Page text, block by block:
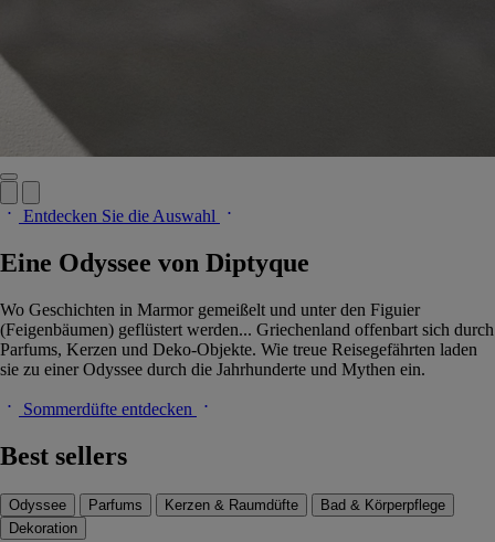
Entdecken Sie die Auswahl
Eine Odyssee von Diptyque
Wo Geschichten in Marmor gemeißelt und unter den Figuier
(Feigenbäumen) geflüstert werden... Griechenland offenbart sich durch
Parfums, Kerzen und Deko-Objekte. Wie treue Reisegefährten laden
sie zu einer Odyssee durch die Jahrhunderte und Mythen ein.
Sommerdüfte entdecken
Best sellers
Odyssee Parfums Kerzen & Raumdüfte
Bad & Körperpflege
Dekoration